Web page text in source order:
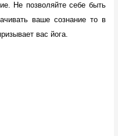
Не позволяйте себе быть
ваше сознание то в
вас йога.